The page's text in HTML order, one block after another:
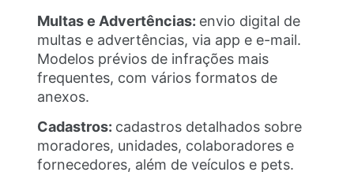
Multas e Advertências: envio digital de
multas e advertências, via app e e-mail.
Modelos prévios de infrações mais
frequentes, com vários formatos de
anexos.
Cadastros: cadastros detalhados sobre
moradores, unidades, colaboradores e
fornecedores, além de veículos e pets.